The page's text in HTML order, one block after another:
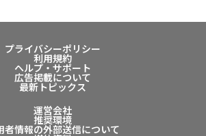
プライバシーポリシー
利用規約
ヘルプ・サポート
広告掲載について
最新トピックス
運営会社
推奨環境
者情報の外部送信について